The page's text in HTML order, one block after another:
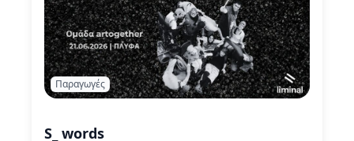
Παραγωγές
S_ words